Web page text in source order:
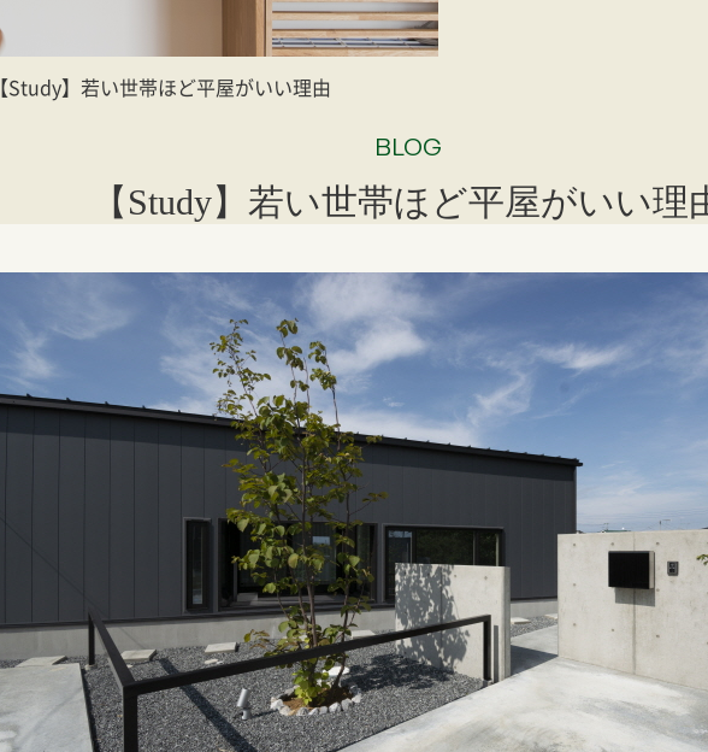
【Study】若い世帯ほど平屋がいい理由
BLOG
【Study】若い世帯ほど平屋がいい理